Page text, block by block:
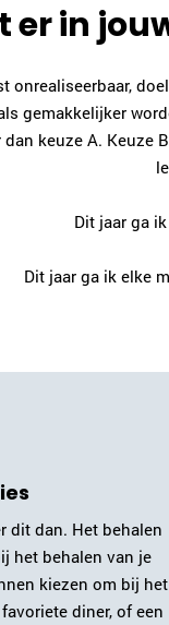
er in
gemakkelijker
keuze A.
Dit jaar ga
Dit jaar ga ik elke
dit dan. Het behalen
het behalen van je
kiezen om bij het
diner, of een